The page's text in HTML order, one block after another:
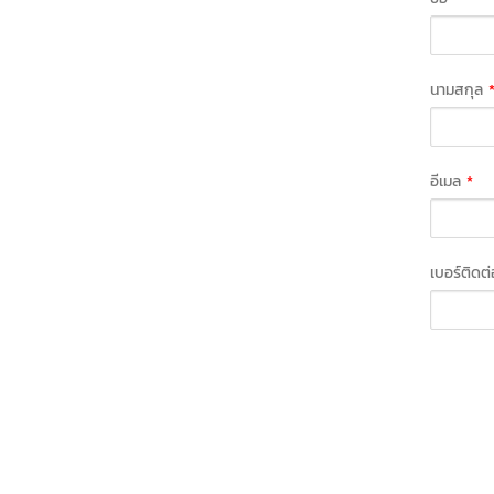
นามสกุล *
อีเมล *
เบอร์ติด